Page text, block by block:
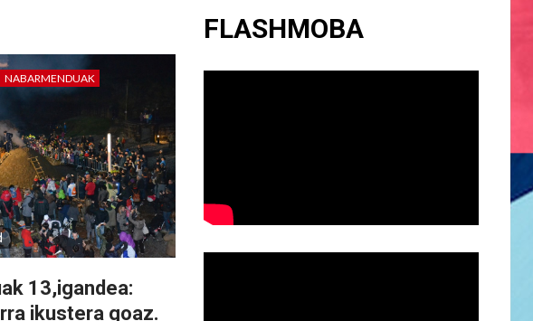
NABARMENDUAK
13,igandea:
ikustera goaz.
FLASHMOBA